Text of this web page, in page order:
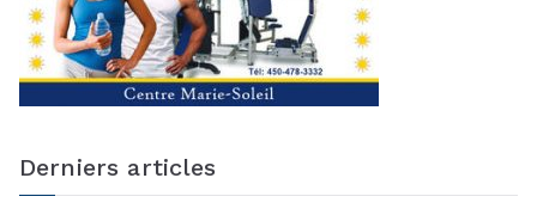
Derniers articles